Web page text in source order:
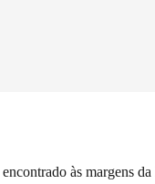
às margens